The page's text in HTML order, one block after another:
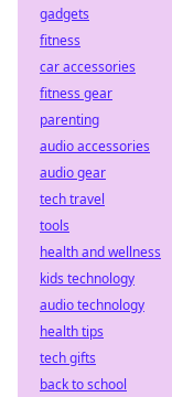
gadgets
fitness
car accessories
fitness gear
parenting
audio accessories
audio gear
tech travel
tools
health and wellness
kids technology
audio technology
health tips
tech gifts
back to school